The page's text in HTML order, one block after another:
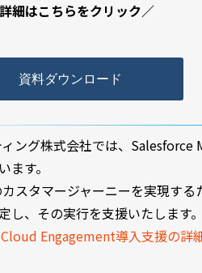
細はこちらをクリック／
資料ダウンロード
ング株式会社では、
ます。
スタマージャーニーを実現す
し、その実行を支援いたします。
Engagement導入支援の詳